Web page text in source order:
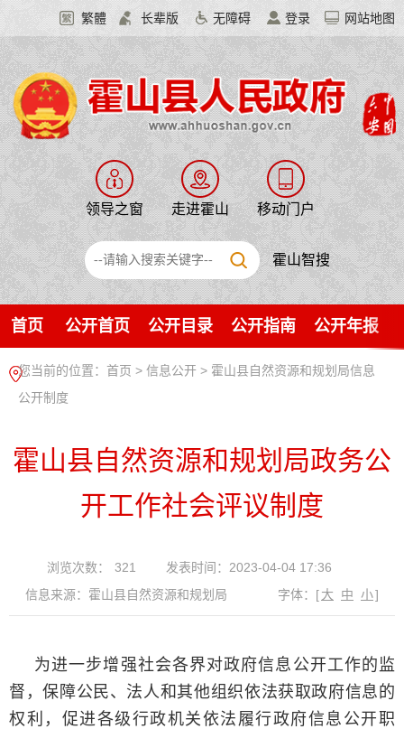
繁體 长辈版 无障碍 登录 网站地图
领导之窗 走进霍山 移动门户
霍山智搜
首页 公开首页 公开目录 公开指南 公开年报
您当前的位置： 首页 > 信息公开 > 霍山县自然资源和规划局信息
公开制度
霍山县自然资源和规划局政务公
开工作社会评议制度
浏览次数： 321
发表时间：2023-04-04 17:36
信息来源：霍山县自然资源和规划局
字体： [大 中 小]
为进一步增强社会各界对政府信息公开工作的监
督，保障公民、法人和其他组织依法获取政府信息的
权利，促进各级行政机关依法履行政府信息公开职